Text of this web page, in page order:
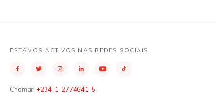
ESTAMOS ACTIVOS NAS REDES SOCIAIS
Chamar: +234-1-2774641-5